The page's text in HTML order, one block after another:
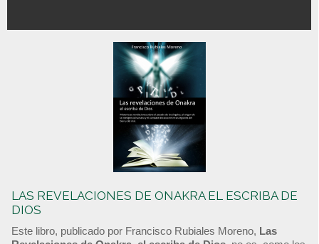
LAS REVELACIONES DE ONAKRA EL ESCRIBA DE
DIOS
Este libro, publicado por Francisco Rubiales Moreno, Las